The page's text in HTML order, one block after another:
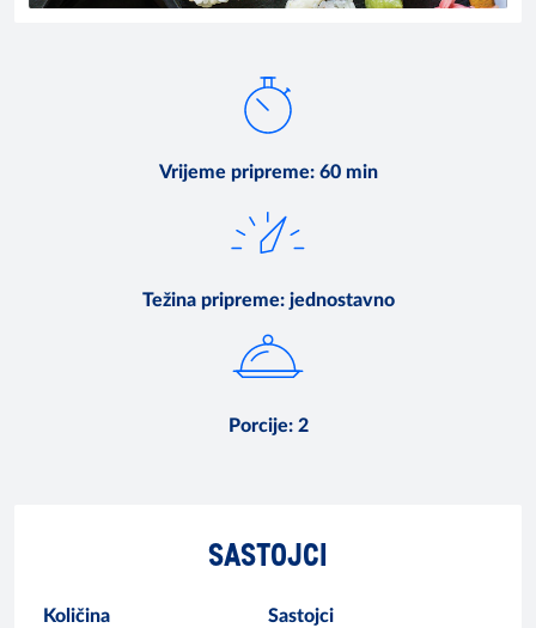
Vrijeme pripreme: 60 min
Težina pripreme: jednostavno
Porcije: 2
SASTOJCI
Količina Sastojci